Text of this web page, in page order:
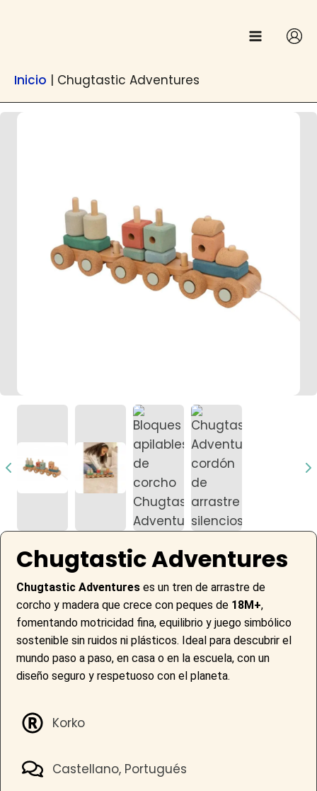
Inicio | Chugtastic Adventures
Chugtastic Adventures
Chugtastic Adventures es un tren de arrastre de
corcho y madera que crece con peques de 18M+,
fomentando motricidad fina, equilibrio y juego simbólico
sostenible sin ruidos ni plásticos. Ideal para descubrir el
mundo paso a paso, en casa o en la escuela, con un
diseño seguro y respetuoso con el planeta.
Korko
Castellano, Portugués